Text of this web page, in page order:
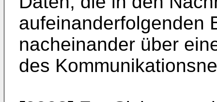
aufeinanderfolgenden
nacheinander über
des